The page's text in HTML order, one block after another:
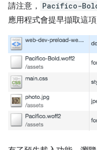
請注意， Pacifico-
應用程式會提早擷取這項